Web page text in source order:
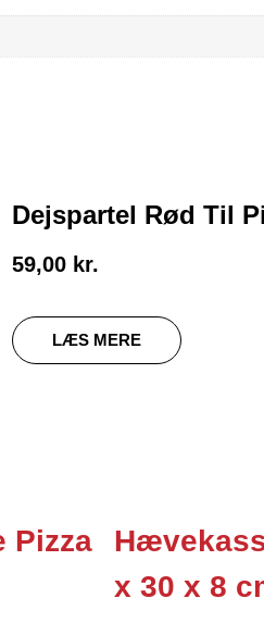
Dejspartel Rød Til
59,00 kr.
LÆS MERE
Pizza
x 30 x 8